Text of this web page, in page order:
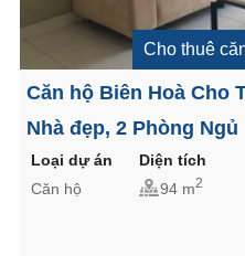
Cho thuê
Căn hộ Biên Hoà Cho
Nhà đẹp, 2 Phòng Ngủ
Loại dự án Diện tích
Căn hộ
94 m2